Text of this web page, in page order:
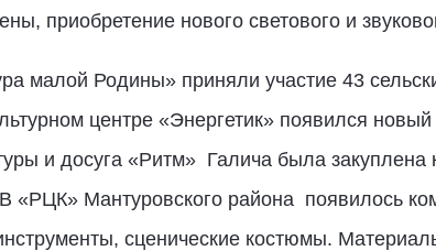
приобретение нового светового и
малой Родины» приняли участие 43
центре «Энергетик» появился
и досуга «Ритм» Галича была
«РЦК» Мантуровского района появилось
сценические костюмы.